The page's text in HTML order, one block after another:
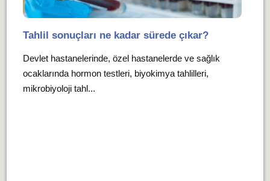
Tahlil sonuçları ne kadar sürede çıkar?
Devlet hastanelerinde, özel hastanelerde ve sağlık
ocaklarında hormon testleri, biyokimya tahlilleri,
mikrobiyoloji tahl...